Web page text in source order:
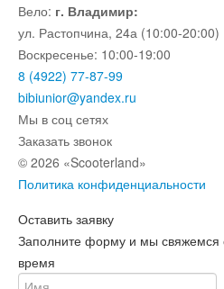
Вело: г. Владимир:
ул. Растопчина, 24а (10:00-20:00)
Воскресенье: 10:00-19:00
8 (4922) 77-87-99
bibiunior@yandex.ru
Мы в соц сетях
Заказать звонок
© 2026 «Scooterland»
Политика конфиденциальности
Оставить заявку
Заполните форму и мы
время